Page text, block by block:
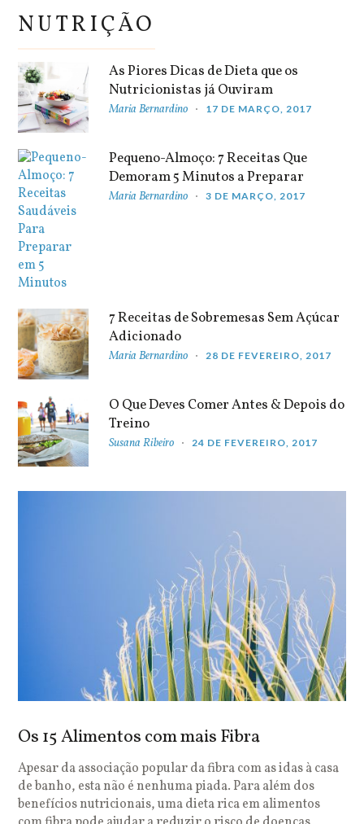
NUTRIÇÃO
As Piores Dicas de Dieta que os
Nutricionistas já Ouviram
Maria Bernardino 17 DE MARÇO, 2017
Pequeno-Almoço: 7 Receitas Que
Demoram 5 Minutos a Preparar
Maria Bernardino 3 DE MARÇO, 2017
7 Receitas de Sobremesas Sem Açúcar
Adicionado
Maria Bernardino 28 DE FEVEREIRO, 2017
O Que Deves Comer Antes & Depois do
Treino
Susana Ribeiro 24 DE FEVEREIRO, 2017
Os 15 Alimentos com mais Fibra
Apesar da associação popular da fibra com as idas à casa
de banho, esta não é nenhuma piada. Para além dos
benefícios nutricionais, uma dieta rica em alimentos